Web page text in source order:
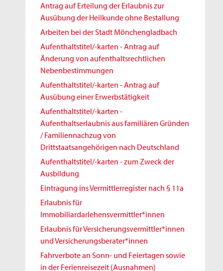
Antrag auf Erteilung der Erlaubnis zur
Ausübung der Heilkunde ohne Bestallung
Arbeiten bei der Stadt Mönchengladbach
Aufenthaltstitel/-karten - Antrag auf
Änderung von aufenthaltsrechtlichen
Nebenbestimmungen
Aufenthaltstitel/-karten - Antrag auf
Ausübung einer Erwerbstätigkeit
Aufenthaltstitel/-karten -
Aufenthaltserlaubnis aus familiären Gründen
/ Familiennachzug von
Drittstaatsangehörigen nach Deutschland
Aufenthaltstitel/-karten - zum Zweck der
Ausbildung
Eintragung ins Vermittlerregister nach § 11a
Erlaubnis für
Immobiliardarlehensvermittler*innen
Erlaubnis für Versicherungsvermittler*innen
und Versicherungsberater*innen
Fahrverbote an Sonn- und Feiertagen sowie
in der Ferienreisezeit (Ausnahmen)